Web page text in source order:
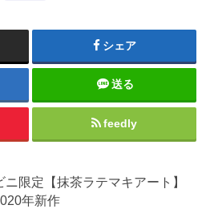
シェア
送る
feedly
限定【抹茶ラテマキアート】
年新作